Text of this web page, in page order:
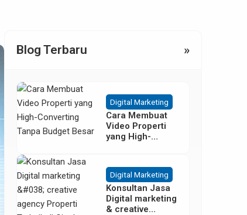
Blog Terbaru »
Digital Marketing
Cara Membuat
Video Properti
yang High-
Besar
Digital Marketing
Konsultan Jasa
Digital marketing
& creative